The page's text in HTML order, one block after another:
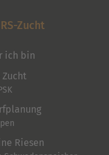
RS-Zucht
ich bin
Zucht
Riesen